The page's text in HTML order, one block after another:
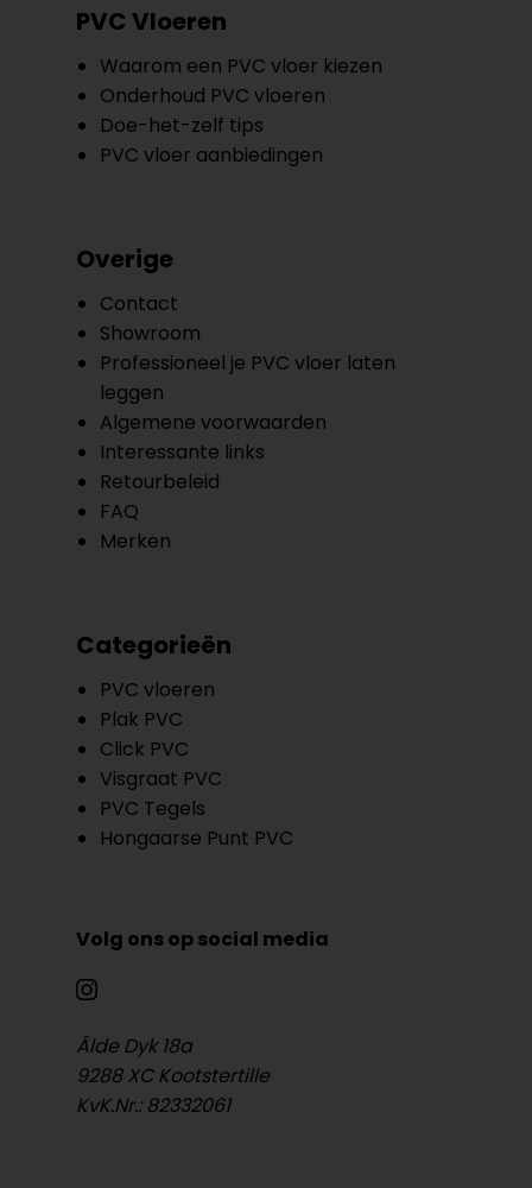
PVC Vloeren
Waarom een PVC vloer kiezen
Onderhoud PVC vloeren
Doe-het-zelf tips
PVC vloer aanbiedingen
Overige
Contact
Showroom
Professioneel je PVC vloer laten
leggen
Algemene voorwaarden
Interessante links
Retourbeleid
FAQ
Merken
Categorieën
PVC vloeren
Plak PVC
Click PVC
Visgraat PVC
PVC Tegels
Hongaarse Punt PVC
Volg ons op social media
Âlde Dyk 18a
9288 XC Kootstertille
KvK.Nr.: 82332061